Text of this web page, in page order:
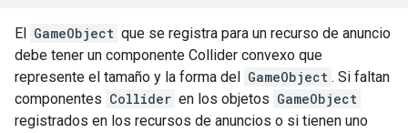
El GameObject que se registra para un recurso de anuncio
debe tener un componente Collider convexo que
represente el tamaño y la forma del GameObject . Si faltan
componentes Collider en los objetos GameObject
registrados en los recursos de anuncios o si tienen uno